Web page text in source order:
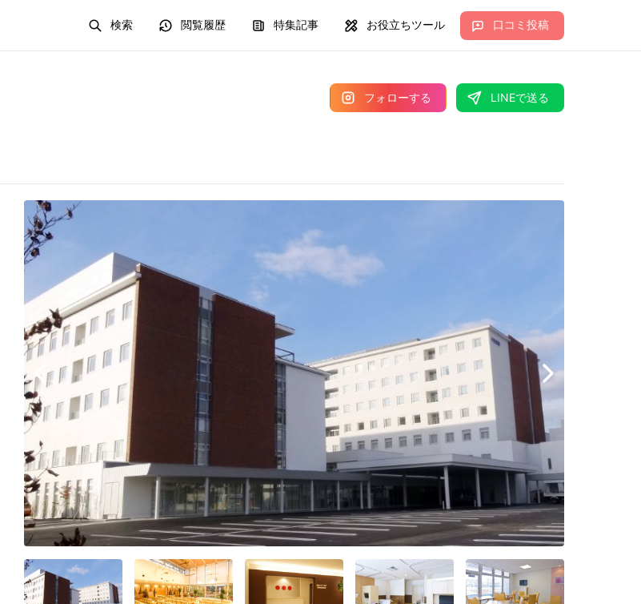
検索 閲覧履歴 特集記事 お役立ちツール 口コミ投稿
フォローする LINEで送る